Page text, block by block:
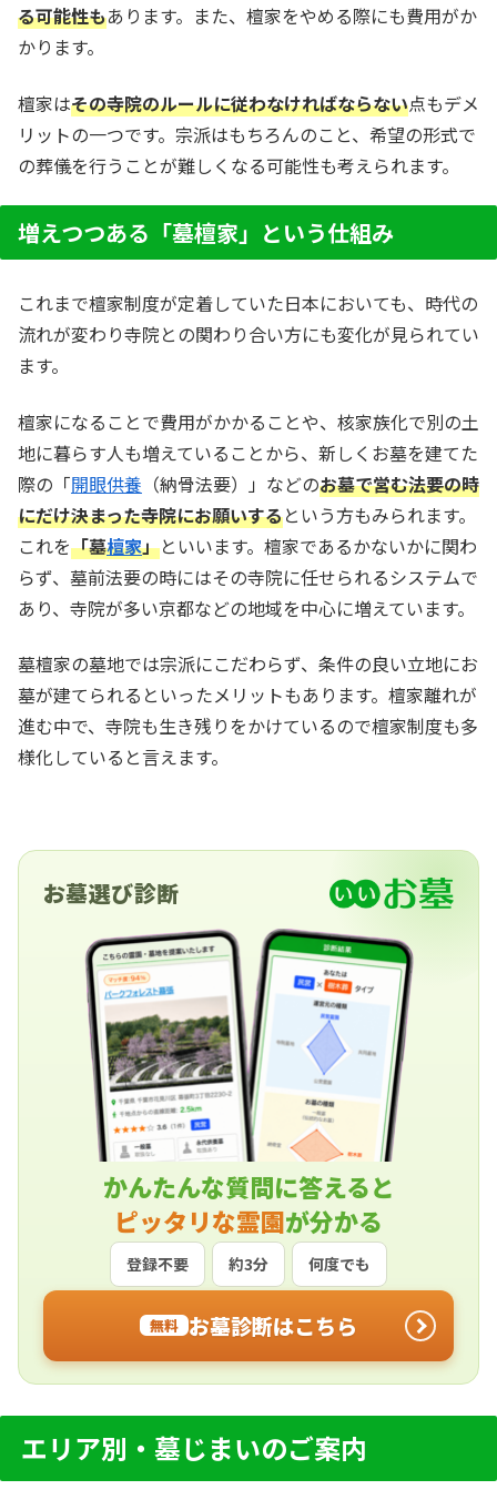
る可能性もあります。また、檀家をやめる際にも費用がか
かります。
檀家はその寺院のルールに従わなければならない点もデメ
リットの一つです。宗派はもちろんのこと、希望の形式で
の葬儀を行うことが難しくなる可能性も考えられます。
増えつつある「墓檀家」という仕組み
これまで檀家制度が定着していた日本においても、時代の
流れが変わり寺院との関わり合い方にも変化が見られてい
ます。
檀家になることで費用がかかることや、核家族化で別の土
地に暮らす人も増えていることから、新しくお墓を建てた
際の「開眼供養 （納骨法要）」などのお墓で営む法要の時
にだけ決まった寺院にお願いするという方もみられます。
これを「墓檀家」といいます。檀家であるかないかに関わ
らず、墓前法要の時にはその寺院に任せられるシステムで
あり、寺院が多い京都などの地域を中心に増えています。
墓檀家の墓地では宗派にこだわらず、条件の良い立地にお
墓が建てられるといったメリットもあります。檀家離れが
進む中で、寺院も生き残りをかけているので檀家制度も多
様化していると言えます。
お墓選び診断
かんたんな質問に答えると
ピッタリな霊園が分かる
登録不要 約3分 何度でも
無料 お墓診断はこちら
エリア別・墓じまいのご案内